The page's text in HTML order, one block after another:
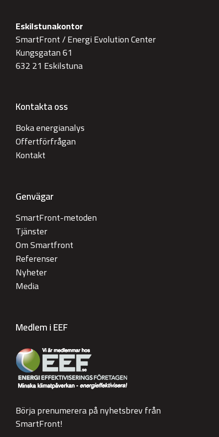
Eskilstunakontor
SmartFront / Energi Evolution Center
Kungsgatan 61
632 21 Eskilstuna
Kontakta oss
Boka energianalys
Offertförfrågan
Kontakt
Genvägar
SmartFront-metoden
Tjänster
Om Smartfront
Referenser
Nyheter
Media
Medlem i EEF
Börja prenumerera på nyhetsbrev från
SmartFront!